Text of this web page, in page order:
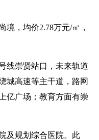
境，均价2.78万元/㎡，
线崇贤站口，未来轨道
城高速等主干道，路网
亿广场；教育方面有崇
及规划综合医院。此